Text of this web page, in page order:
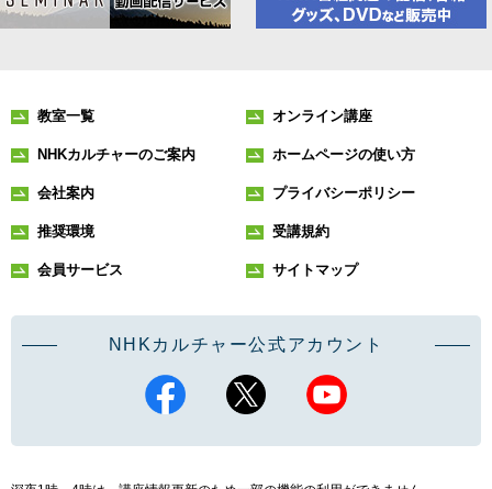
教室一覧 オンライン講座
NHKカルチャーのご案内 ホームページの使い方
会社案内 プライバシーポリシー
推奨環境 受講規約
会員サービス サイトマップ
NHKカルチャー公式アカウント